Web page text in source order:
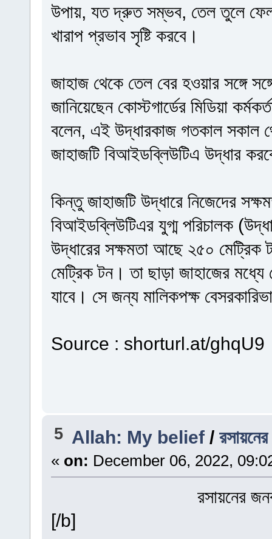
উপায়, যত দ্রুত সম্ভব, তেল তুলে
খারাপ প্রভাব সৃষ্টি করবে।
জাহাজ থেকে তেল বের হওয়ার সঙ্গে
জানিয়েছেন কোস্টগার্ডের মিডিয়া
বলেন, এই উদ্ধারকাজ গতকাল সকাল
জাহাজটি বিআইডব্লিউটিএ উদ্ধার
কিন্তু জাহাজটি উদ্ধারে নিজেদের
বিআইডব্লিউটিএর যুগ্ম পরিচালক
উদ্ধারের সক্ষমতা আছে ২৫০
মেট্রিক টন। তা ছাড়া জাহাজের
যাবে। সে জন্য মালিকপক্ষ
Source : shorturl.at/ghqU9
5 Allah: My belief /
« on: December 06, 2022,
রসায়নের
[/b]